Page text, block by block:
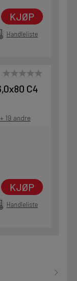
KJØP
Handleliste
C4
19 andre
KJØP
Handleliste